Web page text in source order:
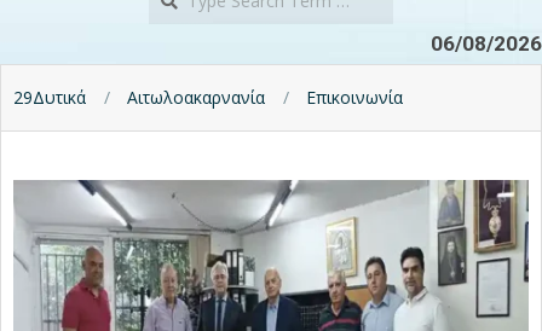
06/08/2026
29Δυτικά Αιτωλοακαρνανία Επικοινωνία